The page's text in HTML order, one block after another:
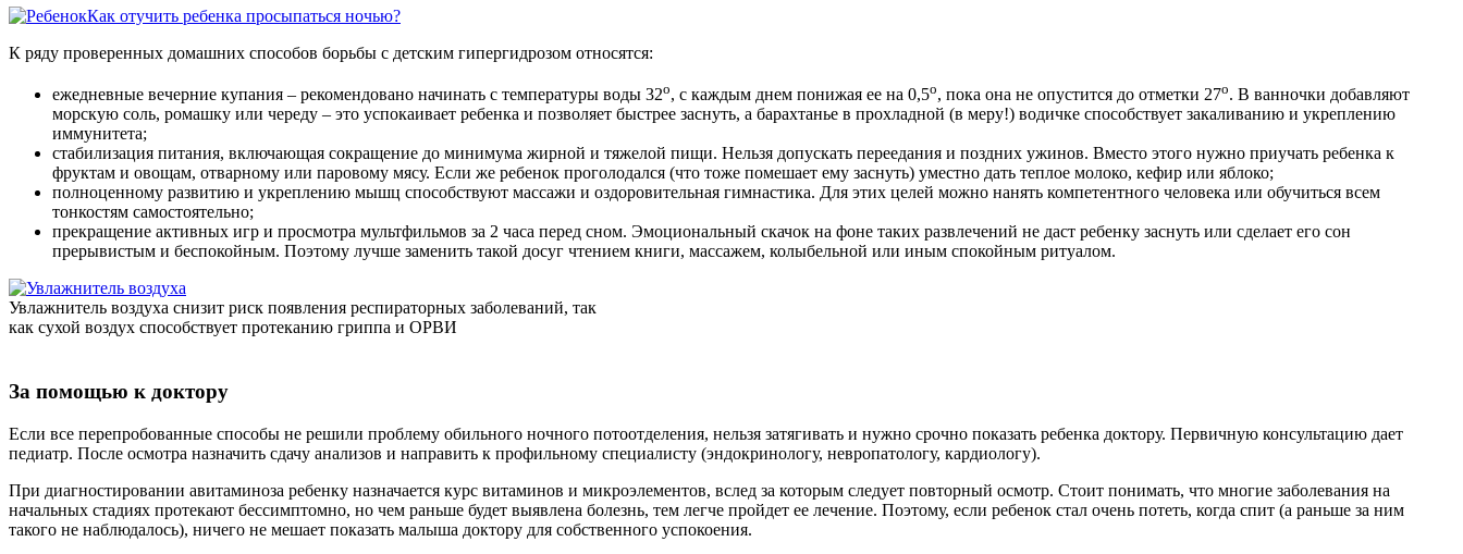
Как отучить ребенка просыпаться ночью?
К ряду проверенных домашних способов борьбы с детским гипергидрозом относятся:
ежедневные вечерние купания – рекомендовано начинать с температуры воды 32о, с каждым днем понижая ее на 0,5о, пока она не опустится до отметки 27о. В ванночки добавляют
морскую соль, ромашку или череду – это успокаивает ребенка и позволяет быстрее заснуть, а барахтанье в прохладной (в меру!) водичке способствует закаливанию и укреплению
иммунитета;
стабилизация питания, включающая сокращение до минимума жирной и тяжелой пищи. Нельзя допускать переедания и поздних ужинов. Вместо этого нужно приучать ребенка к
фруктам и овощам, отварному или паровому мясу. Если же ребенок проголодался (что тоже помешает ему заснуть) уместно дать теплое молоко, кефир или яблоко;
полноценному развитию и укреплению мышц способствуют массажи и оздоровительная гимнастика. Для этих целей можно нанять компетентного человека или обучиться всем
тонкостям самостоятельно;
прекращение активных игр и просмотра мультфильмов за 2 часа перед сном. Эмоциональный скачок на фоне таких развлечений не даст ребенку заснуть или сделает его сон
прерывистым и беспокойным. Поэтому лучше заменить такой досуг чтением книги, массажем, колыбельной или иным спокойным ритуалом.
Увлажнитель воздуха снизит риск появления респираторных заболеваний, так
как сухой воздух способствует протеканию гриппа и ОРВИ
За помощью к доктору
Если все перепробованные способы не решили проблему обильного ночного потоотделения, нельзя затягивать и нужно срочно показать ребенка доктору. Первичную консультацию дает
педиатр. После осмотра назначить сдачу анализов и направить к профильному специалисту (эндокринологу, невропатологу, кардиологу).
При диагностировании авитаминоза ребенку назначается курс витаминов и микроэлементов, вслед за которым следует повторный осмотр. Стоит понимать, что многие заболевания на
начальных стадиях протекают бессимптомно, но чем раньше будет выявлена болезнь, тем легче пройдет ее лечение. Поэтому, если ребенок стал очень потеть, когда спит (а раньше за ним
такого не наблюдалось), ничего не мешает показать малыша доктору для собственного успокоения.